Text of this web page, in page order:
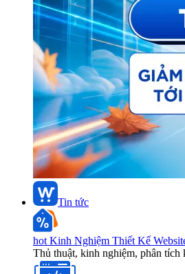
Tin tức
hot Kinh Nghiệm Thiết Kế
Thủ thuật, kinh nghiệm, phân tích